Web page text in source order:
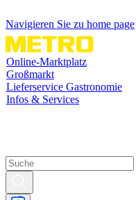
Navigieren Sie zu home page
Online-Marktplatz
Großmarkt
Lieferservice Gastronomie
Infos & Services